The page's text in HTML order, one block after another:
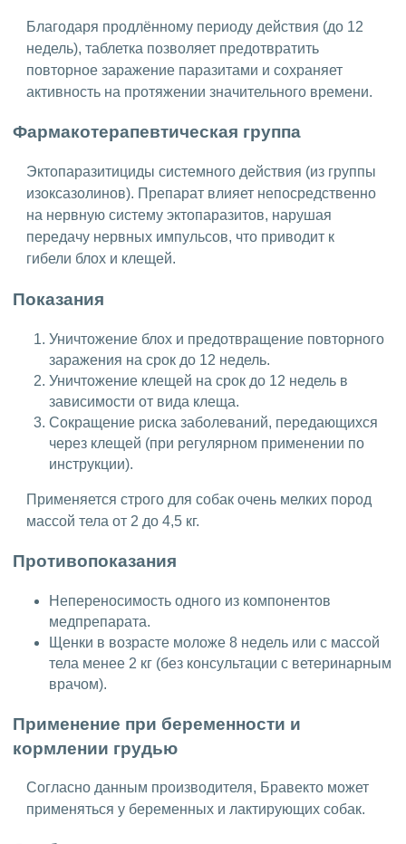
Благодаря продлённому периоду действия (до 12
недель), таблетка позволяет предотвратить
повторное заражение паразитами и сохраняет
активность на протяжении значительного времени.
Фармакотерапевтическая группа
Эктопаразитициды системного действия (из группы
изоксазолинов). Препарат влияет непосредственно
на нервную систему эктопаразитов, нарушая
передачу нервных импульсов, что приводит к
гибели блох и клещей.
Показания
Уничтожение блох и предотвращение повторного
заражения на срок до 12 недель.
Уничтожение клещей на срок до 12 недель в
зависимости от вида клеща.
Сокращение риска заболеваний, передающихся
через клещей (при регулярном применении по
инструкции).
Применяется строго для собак очень мелких пород
массой тела от 2 до 4,5 кг.
Противопоказания
Непереносимость одного из компонентов
медпрепарата.
Щенки в возрасте моложе 8 недель или с массой
тела менее 2 кг (без консультации с ветеринарным
врачом).
Применение при беременности и
кормлении грудью
Согласно данным производителя, Бравекто может
применяться у беременных и лактирующих собак.